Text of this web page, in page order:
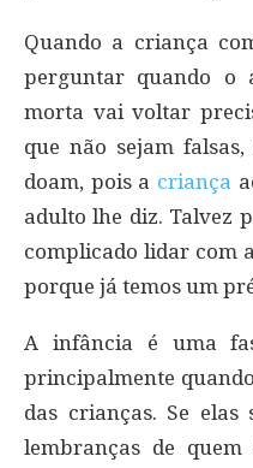
Quando a criança
perguntar quando o
morta vai voltar
que não sejam
doam, pois a criança
adulto lhe diz. Talvez
complicado lidar com
porque já temos um
A infância é uma
principalmente
das crianças. Se elas
lembranças de quem